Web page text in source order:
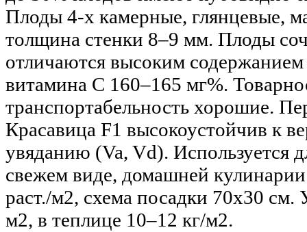
Плоды 4-х камерные, глянцевые,
толщина стенки 8–9 мм. Плоды
отличаются высоким
витамина С 160–165 мг%.
транспортабельность хорошие.
Красавица F1 высокоустойчив к
увяданию (Va, Vd). Используется
свежем виде, домашней
раст./м2, схема посадки 70х30 см.
м2, в теплице 10–12 кг/м2.